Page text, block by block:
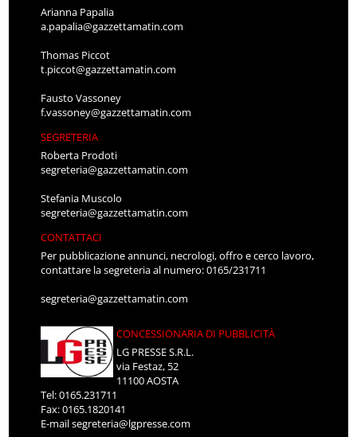
Arianna Papalia
a.papalia@gazzettamatin.com
Thomas Piccot
t.piccot@gazzettamatin.com
Fausto Vassoney
f.vassoney@gazzettamatin.com
SEGRETERIA
Roberta Prodoti
segreteria@gazzettamatin.com
Stefania Muscolo
segreteria@gazzettamatin.com
CONTATTACI
Per pubblicazione annunci, necrologi, offro e cerco lavoro,
contattare la segreteria al numero: 0165/231711
segreteria@gazzettamatin.com
CONCESSIONARIA DI PUBBLICITÀ
LG PRESSE S.R.L.
via Festaz, 52
11100 AOSTA
Tel: 0165.231711
Fax: 0165.1820141
E-mailsegreteria@lgpresse.com